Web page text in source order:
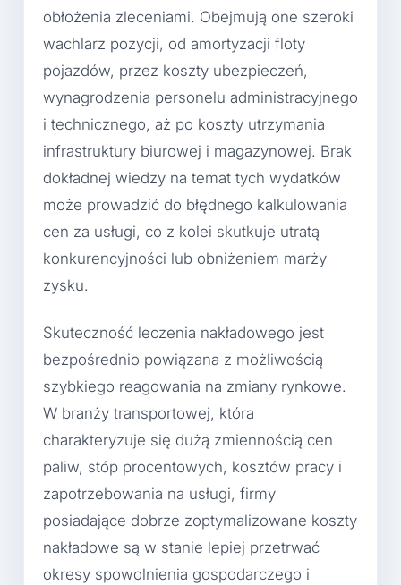
obłożenia zleceniami. Obejmują one szeroki
wachlarz pozycji, od amortyzacji floty
pojazdów, przez koszty ubezpieczeń,
wynagrodzenia personelu administracyjnego
i technicznego, aż po koszty utrzymania
infrastruktury biurowej i magazynowej. Brak
dokładnej wiedzy na temat tych wydatków
może prowadzić do błędnego kalkulowania
cen za usługi, co z kolei skutkuje utratą
konkurencyjności lub obniżeniem marży
zysku.
Skuteczność leczenia nakładowego jest
bezpośrednio powiązana z możliwością
szybkiego reagowania na zmiany rynkowe.
W branży transportowej, która
charakteryzuje się dużą zmiennością cen
paliw, stóp procentowych, kosztów pracy i
zapotrzebowania na usługi, firmy
posiadające dobrze zoptymalizowane koszty
nakładowe są w stanie lepiej przetrwać
okresy spowolnienia gospodarczego i